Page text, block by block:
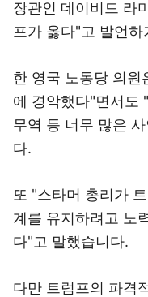
장관인 데이비드 라
프가 옳다"고 발언
한 영국 노동당 의
에 경악했다"면서도
무역 등 너무 많은
다.
또 "스타머 총리가
계를 유지하려고 노
다"고 말했습니다.
다만 트럼프의 파격